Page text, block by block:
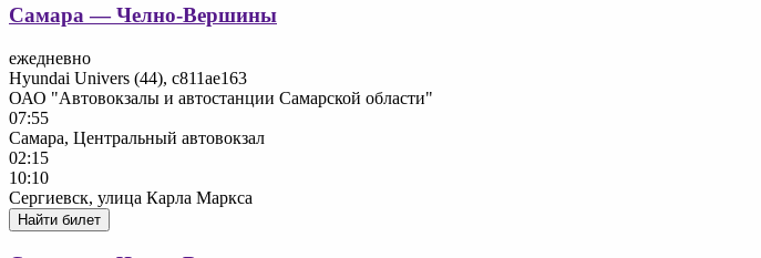
Самара — Челно-Вершины
ежедневно
Hyundai Univers (44), с811ае163
ОАО "Автовокзалы и автостанции Самарской области"
07:55
Самара, Центральный автовокзал
02:15
10:10
Сергиевск, улица Карла Маркса
Найти билет